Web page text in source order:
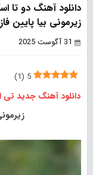
دانلود آهنگ دو
زیرمونی بیا پایین
31 آگوست 2025
5
(
1
)
دانلود آهنگ جدید تی